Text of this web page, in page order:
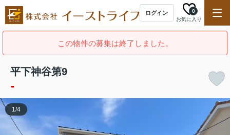
ログイン
お気に入り
0
この物件の募集は終了しました。
平下神谷第9
-
1/4